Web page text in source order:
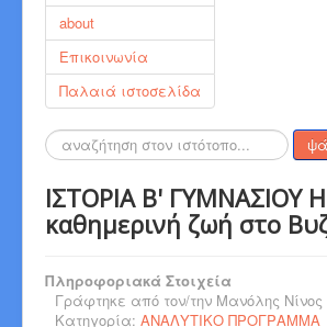
about
Επικοινωνία
Παλαιά ιστοσελίδα
Αναζήτηση...
ΙΣΤΟΡΙΑ Β' ΓΥΜΝΑΣΙΟΥ Η
καθημερινή ζωή στο
Πληροφοριακά Στοιχεία
Γράφτηκε από τον/την Μανόλης Νίνος
Κατηγορία: ΑΝΑΛΥΤΙΚΟ ΠΡΟΓΡΑΜΜΑ